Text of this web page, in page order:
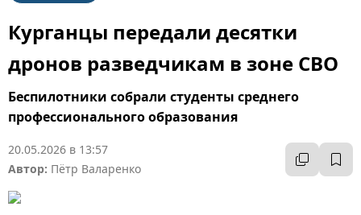
Курганцы передали десятки
дронов разведчикам в зоне СВО
Беспилотники собрали студенты среднего
профессионального образования
20.05.2026 в 13:57
Автор: Пётр Валаренко